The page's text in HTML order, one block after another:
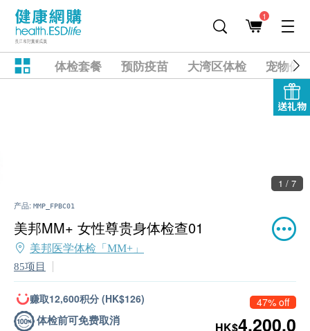
1
体检套餐 预防疫苗 大湾区体检 宠物健
送礼物
2 / 7
产品: MMP_FPBC01
美邦MM+ 女性尊贵身体检查01
美邦医学体检「MM+」
85项目
赚取12,600积分 (HK$126)
体检前可免费取消
47% off
HK$4,200.0